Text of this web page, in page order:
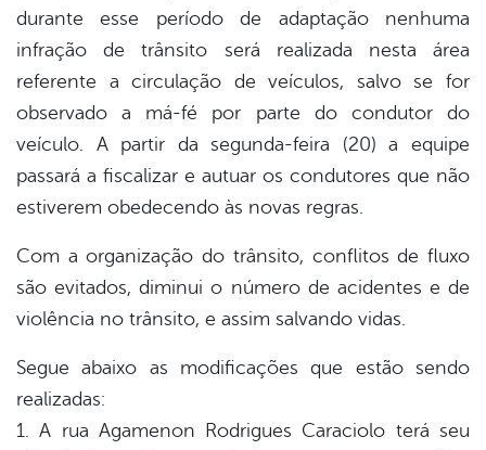
durante esse período de adaptação nenhuma
infração de trânsito será realizada nesta área
referente a circulação de veículos, salvo se for
observado a má-fé por parte do condutor do
veículo. A partir da segunda-feira (20) a equipe
passará a fiscalizar e autuar os condutores que não
estiverem obedecendo às novas regras.
Com a organização do trânsito, conflitos de fluxo
são evitados, diminui o número de acidentes e de
violência no trânsito, e assim salvando vidas.
Segue abaixo as modificações que estão sendo
realizadas:
1. A rua Agamenon Rodrigues Caraciolo terá seu